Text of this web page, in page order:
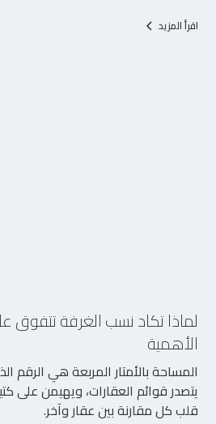
اقرأ المزيد
لماذا تكاد نسب الغرفة
الأهمية
المساحة بالأمتار المربعة هي الرقم
يتصدر قوائم العقارات، ويهيمن على
قلب كل مقارنة بين عقار وآخر.